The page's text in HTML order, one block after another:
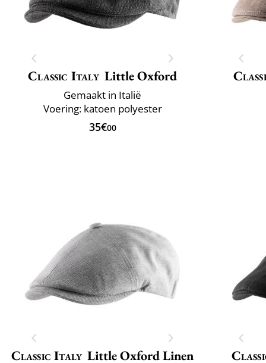
Classic Italy Little Oxford
Gemaakt in Italië
Voering: katoen polyester
35€00
Classic Italy Little Oxford Linen